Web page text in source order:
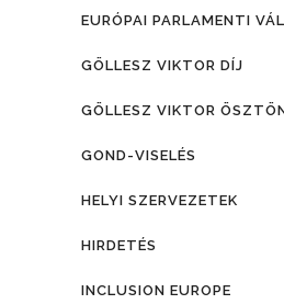
EURÓPAI PARLAMENTI
GÖLLESZ VIKTOR DÍJ
GÖLLESZ VIKTOR
GOND-VISELÉS
HELYI SZERVEZETEK
HIRDETÉS
INCLUSION EUROPE